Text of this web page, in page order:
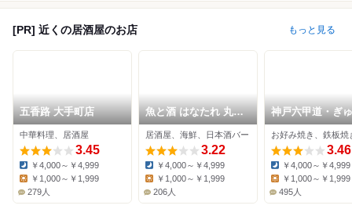
[PR] 近くの居酒屋のお店 もっと見る
五香路 大手町店
中華料理、居酒屋
3.45
Dinner:
￥4,000～￥4,999
￥1,000～￥1,999
279人
魚と酒 はなたれ 丸の
内本店
居酒屋、海鮮、日本酒バー
3.22
Dinner:
￥4,000～￥4,999
￥1,000～￥1,999
206人
神戸六甲道・ぎ
丸の内店
3.46
Dinner:
￥4,000～￥4,999
￥1,000～￥1,999
495人